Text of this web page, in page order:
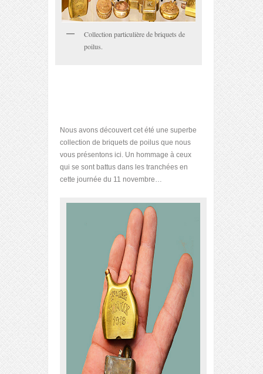
Collection particulière de briquets de
poilus.
Nous avons découvert cet été une superbe
collection de briquets de poilus que nous
vous présentons ici. Un hommage à ceux
qui se sont battus dans les tranchées en
cette journée du 11 novembre…